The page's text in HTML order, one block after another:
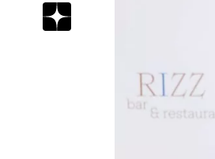
Подписаться на нас в Дзен